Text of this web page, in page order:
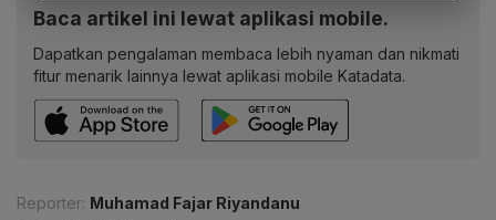
Baca artikel ini lewat aplikasi mobile.
Dapatkan pengalaman membaca lebih nyaman dan nikmati
fitur menarik lainnya lewat aplikasi mobile Katadata.
Reporter: Muhamad Fajar Riyandanu